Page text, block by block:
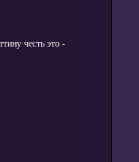
честь это -